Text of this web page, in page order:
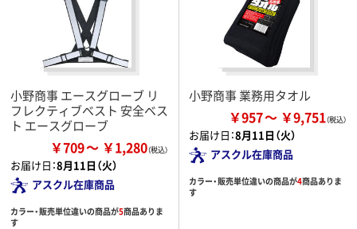
小野商事 エースグローブ リ
フレクティブベスト 安全ベス
ト エースグローブ
￥709 ￥1,280
お届け日：8月11日（火）
アスクル在庫商品
カラー・販売単位違いの商品が5商品ありま
す
小野商事 業務用タオル
￥957 ￥9,751
お届け日：8月11日（火）
アスクル在庫商品
カラー・販売単位違いの商品が4商品ありま
す